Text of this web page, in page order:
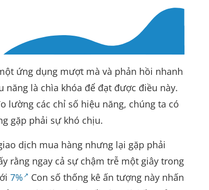
ứng dụng mượt mà và phản hồi nhanh
là chìa khóa để đạt được điều này.
lường các chỉ số hiệu năng, chúng ta có
gặp phải sự khó chịu.
dịch mua hàng nhưng lại gặp phải
rằng ngay cả sự chậm trễ một giây trong
7%
Con số thống kê ấn tượng này nhấn